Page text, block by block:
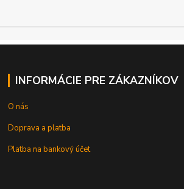
INFORMÁCIE PRE ZÁKAZNÍKOV
O nás
Doprava a platba
Platba na bankový účet